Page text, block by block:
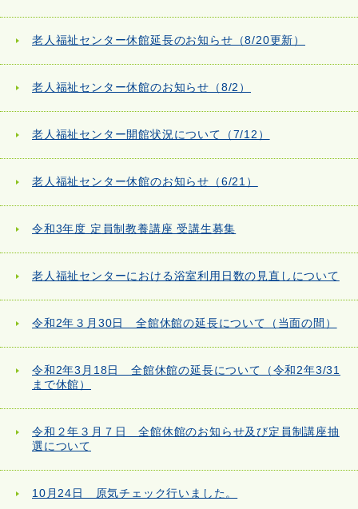
老人福祉センター休館延長のお知らせ（8/20更新）
老人福祉センター休館のお知らせ（8/2）
老人福祉センター開館状況について（7/12）
老人福祉センター休館のお知らせ（6/21）
令和3年度 定員制教養講座 受講生募集
老人福祉センターにおける浴室利用日数の見直しについて
令和2年３月30日 全館休館の延長について（当面の間）
令和2年3月18日 全館休館の延長について（令和2年3/31
まで休館）
令和２年３月７日 全館休館のお知らせ及び定員制講座抽
選について
10月24日 原気チェック行いました。